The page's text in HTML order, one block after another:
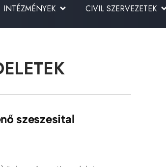
INTÉZMÉNYEK CIVIL SZERVEZETEK
szeszesital